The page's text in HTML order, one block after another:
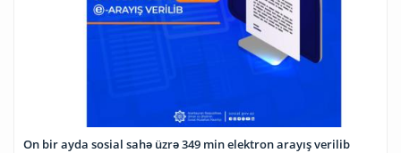
On bir ayda sosial sahə üzrə 349 min elektron arayış verilib